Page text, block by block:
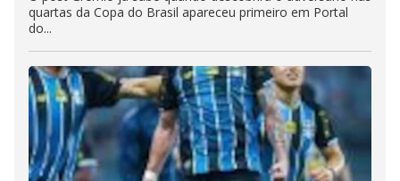
quartas da Copa do Brasil apareceu primeiro em Portal
do...